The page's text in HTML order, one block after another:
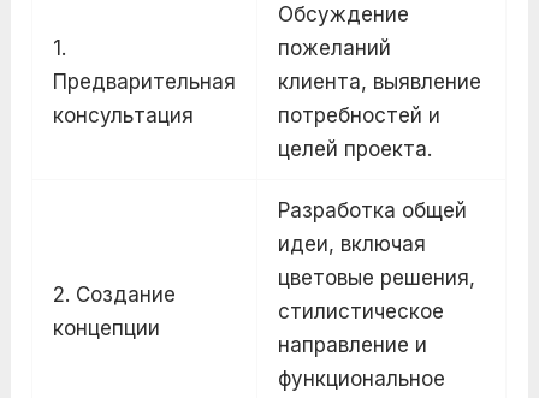
1.
Предварительная
консультация
Обсуждение
пожеланий
клиента, выявление
потребностей и
целей проекта.
2. Создание
концепции
Разработка общей
идеи, включая
цветовые решения,
стилистическое
направление и
функциональное